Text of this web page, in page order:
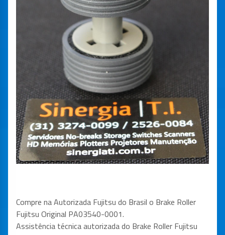
Compre na Autorizada Fujitsu do Brasil o Brake Roller
Fujitsu Original PA03540-0001.
Assistência técnica autorizada do Brake Roller Fujitsu